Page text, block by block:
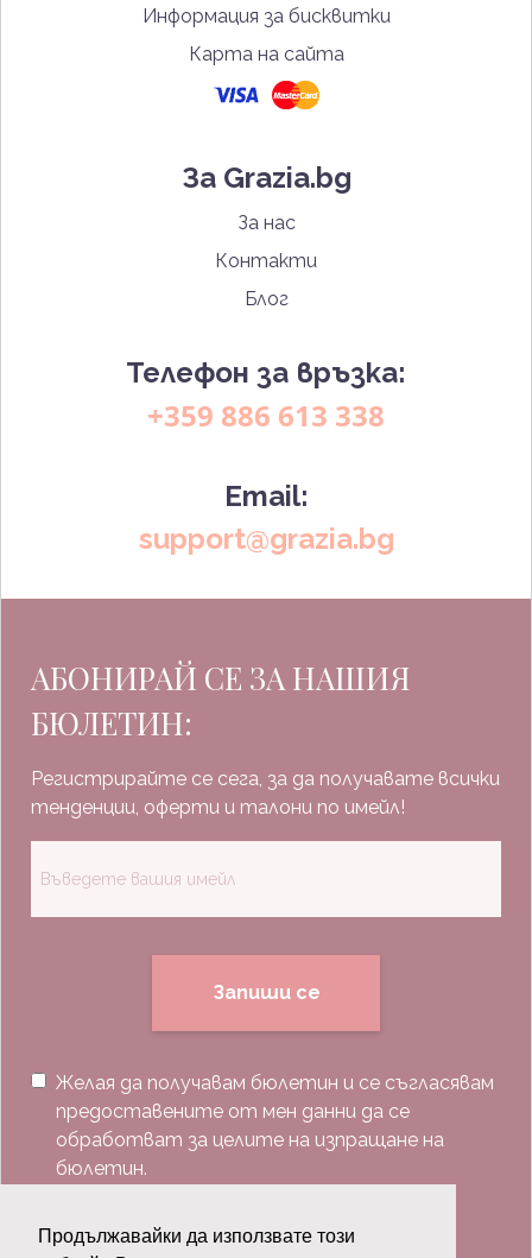
Продължавайки да използвате този
Информация за бисквитки
Карта на сайта
За Grazia.bg
За нас
Контакти
Блог
Телефон за връзка:
+359 886 613 338
Email:
support@grazia.bg
АБОНИРАЙ СЕ ЗА НАШИЯ
БЮЛЕТИН:
Регистрирайте се сега, за да получавате всички
тенденции, оферти и талони по имейл!
Запиши се
Желая да получавам бюлетин и се съгласявам
предоставените от мен данни да се
обработват за целите на изпращане на
бюлетин.
Последвай ни: